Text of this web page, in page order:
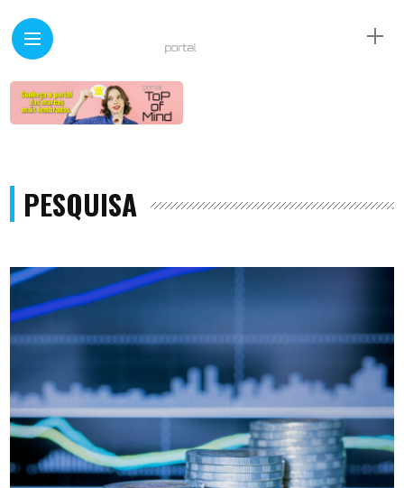
PESQUISA